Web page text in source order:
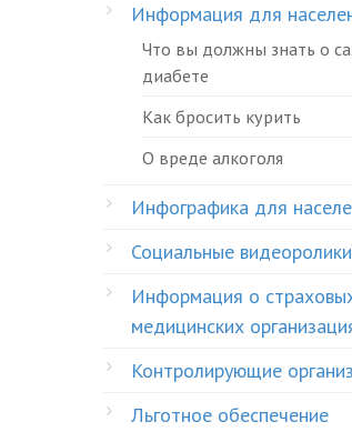
Информация для
Что вы должны знать о
диабете
Как бросить курить
О вреде алкоголя
Инфографика для
Социальные видеоролики
Информация о
медицинских
Контролирующие
Льготное обеспечение